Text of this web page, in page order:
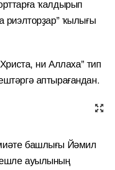
ҡалдырып
риэлторҙар” ҡылығы
ни Аллаха” тип
аптырағандан.
башлығы Йәмил
ауылының